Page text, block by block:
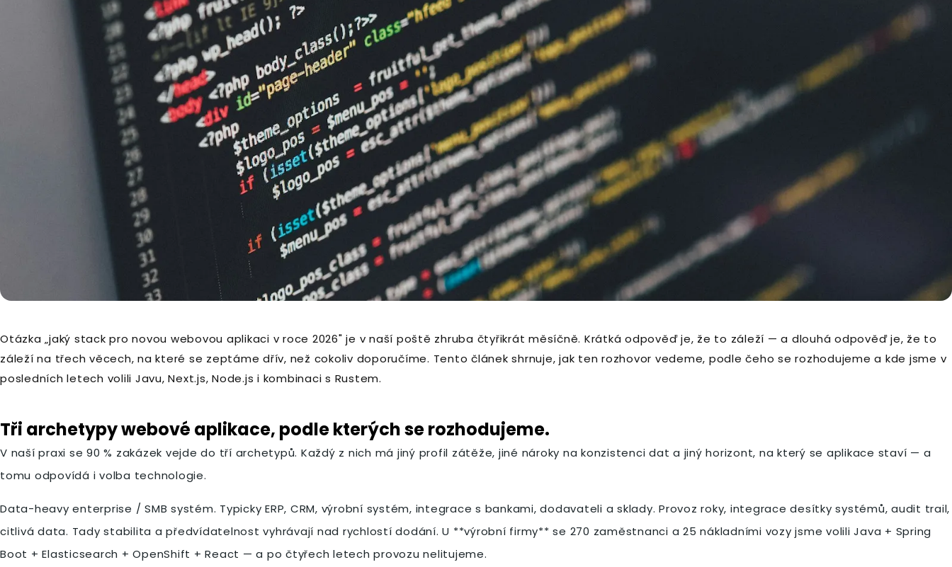
Otázka „jaký stack pro novou webovou aplikaci v roce 2026" je v naší poště zhruba čtyřikrát měsíčně. Krátká odpověď je, že to záleží — a dlouhá odpověď je, že to
záleží na třech věcech, na které se zeptáme dřív, než cokoliv doporučíme. Tento článek shrnuje, jak ten rozhovor vedeme, podle čeho se rozhodujeme a kde jsme v
posledních letech volili Javu, Next.js, Node.js i kombinaci s Rustem.
Tři archetypy webové aplikace, podle kterých se rozhodujeme.
V naší praxi se 90 % zakázek vejde do tří archetypů. Každý z nich má jiný profil zátěže, jiné nároky na konzistenci dat a jiný horizont, na který se aplikace staví — a
tomu odpovídá i volba technologie.
Data-heavy enterprise / SMB systém. Typicky ERP, CRM, výrobní systém, integrace s bankami, dodavateli a sklady. Provoz roky, integrace desítky systémů, audit trail,
citlivá data. Tady stabilita a předvídatelnost vyhrávají nad rychlostí dodání. U **výrobní firmy** se 270 zaměstnanci a 25 nákladními vozy jsme volili Java + Spring
Boot + Elasticsearch + OpenShift + React — a po čtyřech letech provozu nelitujeme.